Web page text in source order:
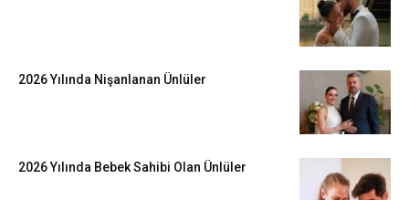
2026 Yılında Nişanlanan Ünlüler
2026 Yılında Bebek Sahibi Olan Ünlüler